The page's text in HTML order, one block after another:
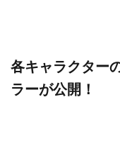
各キャラクター
ラーが公開！